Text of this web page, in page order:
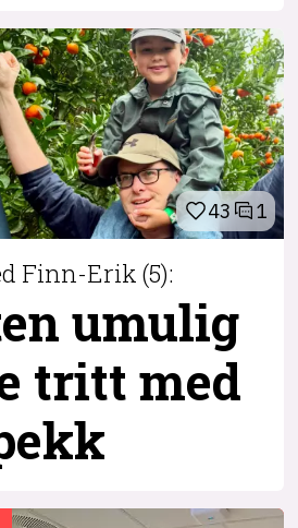
43 1
Finn-Erik (5):
umulig
tritt med